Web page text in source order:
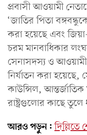
প্রবাসী আওয়ামী
‘জাতির পিতা
করা হয়েছে এবং
চরম মানবাধিকার
সেনাসদস্য ও আওয়ামী
নির্যাতন করা হয়েছে,
কাউন্সিল,
রাষ্ট্রগুলোর কাছে তুলে
আরও পড়ুন: